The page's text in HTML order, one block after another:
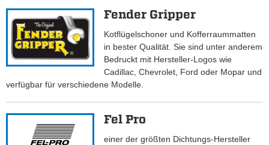
Fender Gripper
Kotflügelschoner und Kofferraummatten
in bester Qualität. Sie sind unter anderem
Bedruckt mit Hersteller-Logos wie
Cadillac, Chevrolet, Ford oder Mopar und
verfügbar für verschiedene Modelle.
Fel Pro
einer der größten Dichtungs-Hersteller